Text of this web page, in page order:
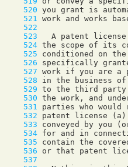
    520
    521
    522
    523
    524
    525
    526
    527
    528
    529
    530
    531
    532
    533
    534
    535
    536
    537